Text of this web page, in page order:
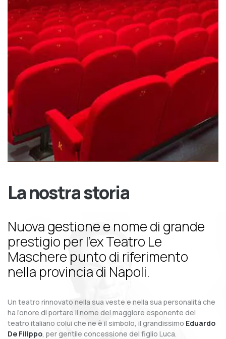
La nostra storia
Nuova gestione e nome di grande
prestigio per l’ex Teatro Le
Maschere punto di riferimento
nella provincia di Napoli.
Un teatro rinnovato nella sua veste e nella sua personalità che
ha l’onore di portare il nome del maggiore esponente del
teatro italiano colui che ne è il simbolo, il grandissimo Eduardo
De Filippo, per gentile concessione del figlio Luca.